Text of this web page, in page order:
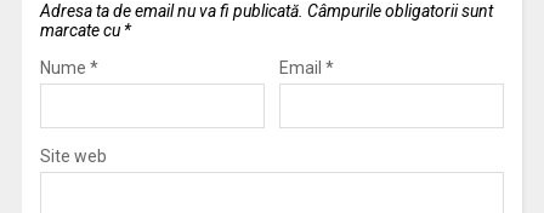
Adresa ta de email nu va fi publicată. Câmpurile obligatorii sunt
marcate cu *
Nume * Email *
Site web